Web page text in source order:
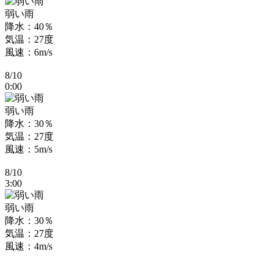
弱い雨
降水：40％
気温：27度
風速：6m/s
8/10
0:00
弱い雨
降水：30％
気温：27度
風速：5m/s
8/10
3:00
弱い雨
降水：30％
気温：27度
風速：4m/s